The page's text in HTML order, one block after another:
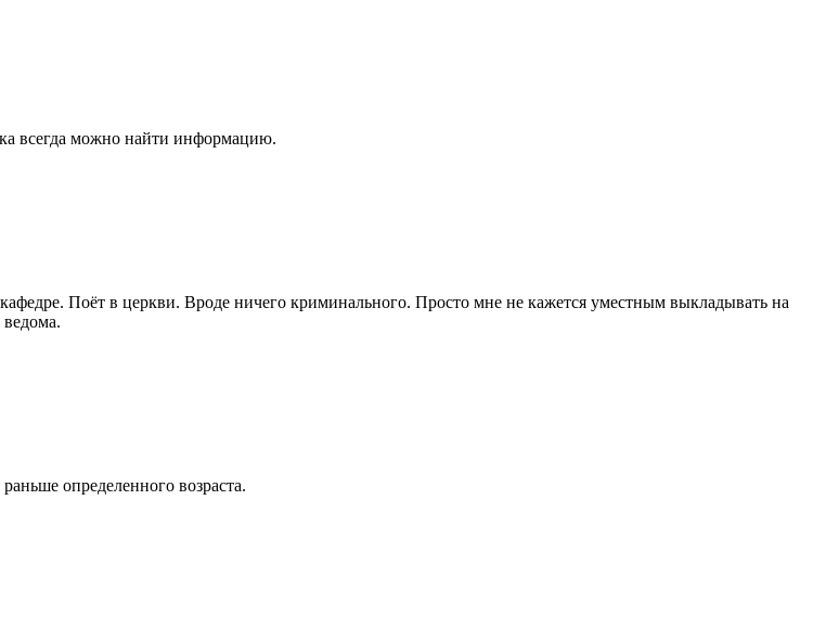
всегда можно найти информацию.
Поёт в церкви. Вроде ничего криминального. Просто мне не кажется уместным выкладывать на
определенного возраста.